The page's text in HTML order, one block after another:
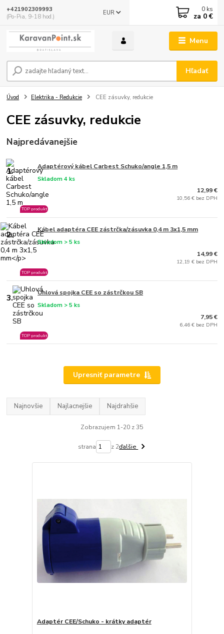
Menu
EUR
Hľadať
+421902309993
(Po-Pia, 9-18 hod.)
0 ks
za 0 €
Úvod Elektrika - Redukcie CEE zásuvky, redukcie
CEE zásuvky, redukcie
Najpredávanejšie
1. Adaptérový kábel Carbest Schuko/angle 1,5 m
Skladom 4 ks
TOP produkt
12,99 €
10,56 € bez DPH
2. Kábel adaptéra CEE zástrčka/zásuvka 0,4 m 3x1,5 mm
Skladom > 5 ks
TOP produkt
14,99 €
12,19 € bez DPH
3. Uhlová spojka CEE so zástrčkou SB
Skladom > 5 ks
TOP produkt
7,95 €
6,46 € bez DPH
Upresniť parametre
Najnovšie Najlacnejšie Najdrahšie
Zobrazujem 1-20 z 35
strana z 2ďalšie
Adaptér CEE/Schuko - krátky adaptér